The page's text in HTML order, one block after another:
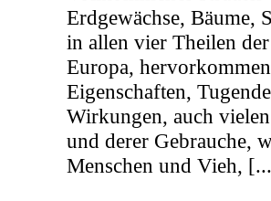
Erdgewächse, Bäume,
in allen vier Theilen
Europa,
Eigenschaften,
Wirkungen, auch
und derer Gebrauche,
Menschen und Vieh,